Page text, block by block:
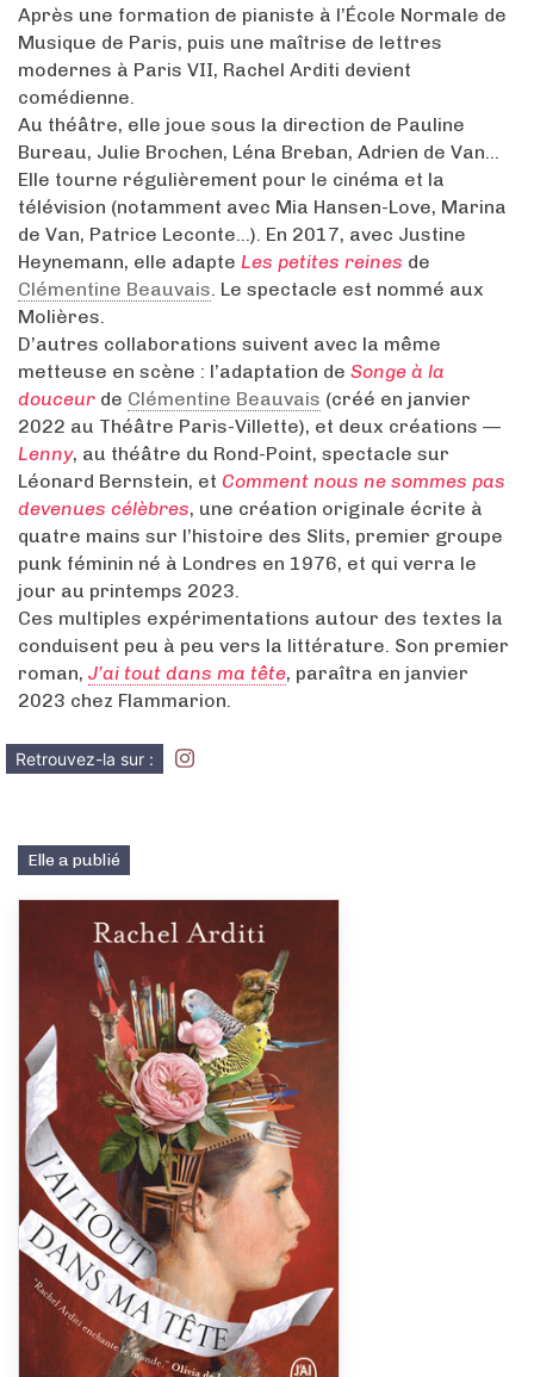
Après une formation de pianiste à l’École Normale de
Musique de Paris, puis une maîtrise de lettres
modernes à Paris VII, Rachel Arditi devient
comédienne.
Au théâtre, elle joue sous la direction de Pauline
Bureau, Julie Brochen, Léna Breban, Adrien de Van…
Elle tourne régulièrement pour le cinéma et la
télévision (notamment avec Mia Hansen-Love, Marina
de Van, Patrice Leconte...). En 2017, avec Justine
Heynemann, elle adapte Les petites reines de
Clémentine Beauvais. Le spectacle est nommé aux
Molières.
D’autres collaborations suivent avec la même
metteuse en scène : l’adaptation de Songe à la
douceur de Clémentine Beauvais (créé en janvier
2022 au Théâtre Paris-Villette), et deux créations —
Lenny, au théâtre du Rond-Point, spectacle sur
Léonard Bernstein, et Comment nous ne sommes pas
devenues célèbres, une création originale écrite à
quatre mains sur l’histoire des Slits, premier groupe
punk féminin né à Londres en 1976, et qui verra le
jour au printemps 2023.
Ces multiples expérimentations autour des textes la
conduisent peu à peu vers la littérature. Son premier
roman, J’ai tout dans ma tête, paraîtra en janvier
2023 chez Flammarion.
Retrouvez-la sur :
Elle a publié